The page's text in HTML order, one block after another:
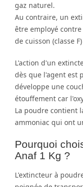
gaz naturel.
Au contraire, un
être employé
de cuisson (classe
L'action d'un
dès que l'agent est
développe une
étouffement car
La poudre contient
ammoniac qui ont
Pourquoi
Anaf 1 Kg ?
L'extincteur à